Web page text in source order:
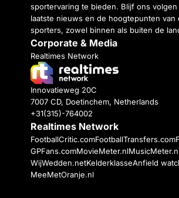
sportervaring te bieden. Blijf ons
laatste nieuws en de hoogtepunten van
sporters, zowel binnen als buiten de
Corporate & Media
Realtimes Network
Innovatieweg 20C
7007 CD, Doetinchem, Netherlands
+31(315)-764002
Realtimes Network
FootballCritic.comFootballTransfers.com
GPFans.comMovieMeter.nl
WijWedden.netKelderklasseAnfield
MeeMetOranje.nl